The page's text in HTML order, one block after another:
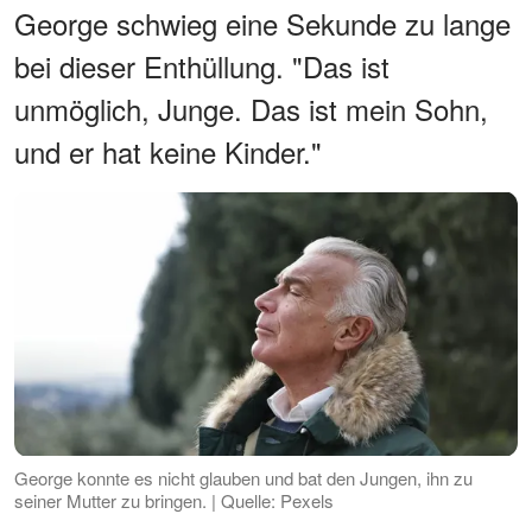
George schwieg eine Sekunde zu lange
bei dieser Enthüllung. "Das ist
unmöglich, Junge. Das ist mein Sohn,
und er hat keine Kinder."
George konnte es nicht glauben und bat den Jungen, ihn zu
seiner Mutter zu bringen. | Quelle: Pexels